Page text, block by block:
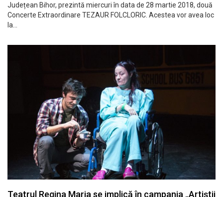
Județean Bihor, prezintă miercuri în data de 28 martie 2018, două
Concerte Extraordinare TEZAUR FOLCLORIC. Acestea vor avea loc
la…
Teatrul Regina Maria se implică în campania „Artiștii